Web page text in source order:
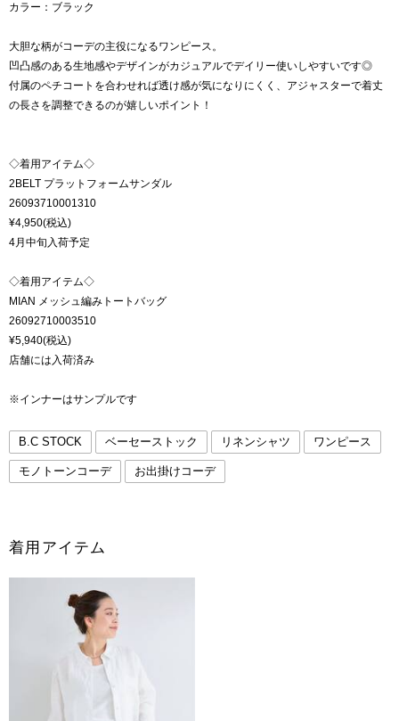
カラー：ブラック
大胆な柄がコーデの主役になるワンピース。
凹凸感のある生地感やデザインがカジュアルでデイリー使いしやすいです◎
付属のペチコートを合わせれば透け感が気になりにくく、アジャスターで着丈
の長さを調整できるのが嬉しいポイント！
◇着用アイテム◇
2BELT プラットフォームサンダル
26093710001310
¥4,950(税込)
4月中旬入荷予定
◇着用アイテム◇
MIAN メッシュ編みトートバッグ
26092710003510
¥5,940(税込)
店舗には入荷済み
※インナーはサンプルです
B.C STOCK ベーセーストック リネンシャツ ワンピース
モノトーンコーデ お出掛けコーデ
着用アイテム